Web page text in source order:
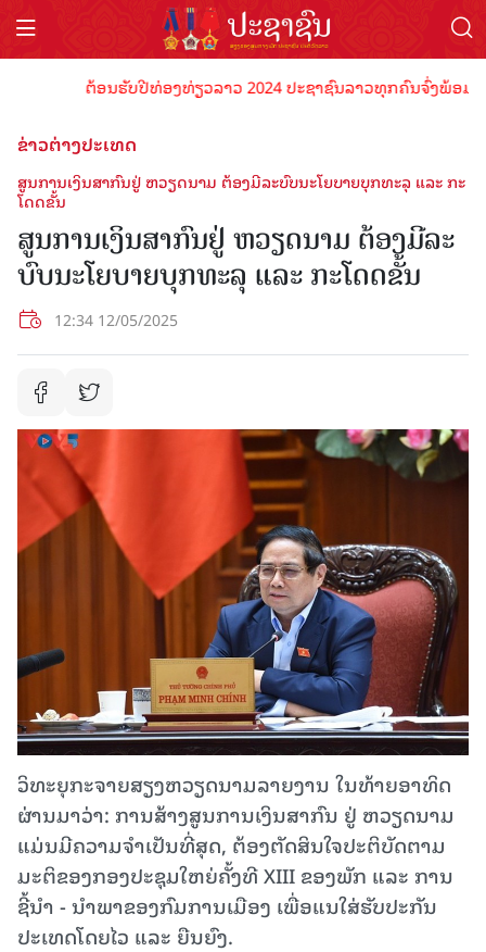
ຕ້ອນຮັບປີທ່ອງທ່ຽວລາວ 2024 ປະຊາຊົນລາວທຸກຄົນຈົ່ງພ້ອມເ
ຂ່າວຕ່າງປະເທດ
​ສູນ​ການເງິນ​ສາ​ກົນ​ຢູ່ ຫວຽດ​ນາມ ຕ້ອງ​ມີ​ລະ​ບົບ​​ນະ​ໂຍ​ບາ​ຍ​ບຸກ​ທະ​ລຸ ແລະ ກະ​
ໂດດ​ຂັ້ນ
​ສູນ​ການເງິນ​ສາ​ກົນ​ຢູ່ ຫວຽດ​ນາມ ຕ້ອງ​ມີ​ລະ​
ບົບ​​ນະ​ໂຍ​ບາ​ຍ​ບຸກ​ທະ​ລຸ ແລະ ກະ​ໂດດ​ຂັ້ນ
12:34 12/05/2025
ວິທະຍຸກະຈາຍສຽງຫວຽດນາມລາຍງານ ໃນທ້າຍອາທິດ
ຜ່ານມາວ່າ: ການສ້າງສູນການເງິນສາກົນ ຢູ່ ຫວຽດນາມ
ແມ່ນມີຄວາມຈຳເປັນທີ່ສຸດ, ຕ້ອງຕັດສິນໃຈປະຕິບັດຕາມ
ມະຕິຂອງກອງປະຊຸມໃຫຍ່ຄັ້ງທີ XIII ຂອງພັກ ແລະ ການ
ຊີ້ນຳ - ນຳພາຂອງກົມການເມືອງ ເພື່ອແນໃສ່ຮັບປະກັນ
ປະເທດໂດຍໄວ ແລະ ຍືນຍົງ.